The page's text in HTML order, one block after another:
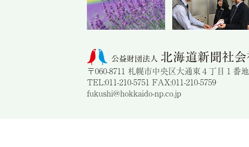
〒060-8711 札幌市中央区大通東４丁目１番地
TEL:011-210-5751 FAX:011-210-5759
fukushi@hokkaido-np.co.jp